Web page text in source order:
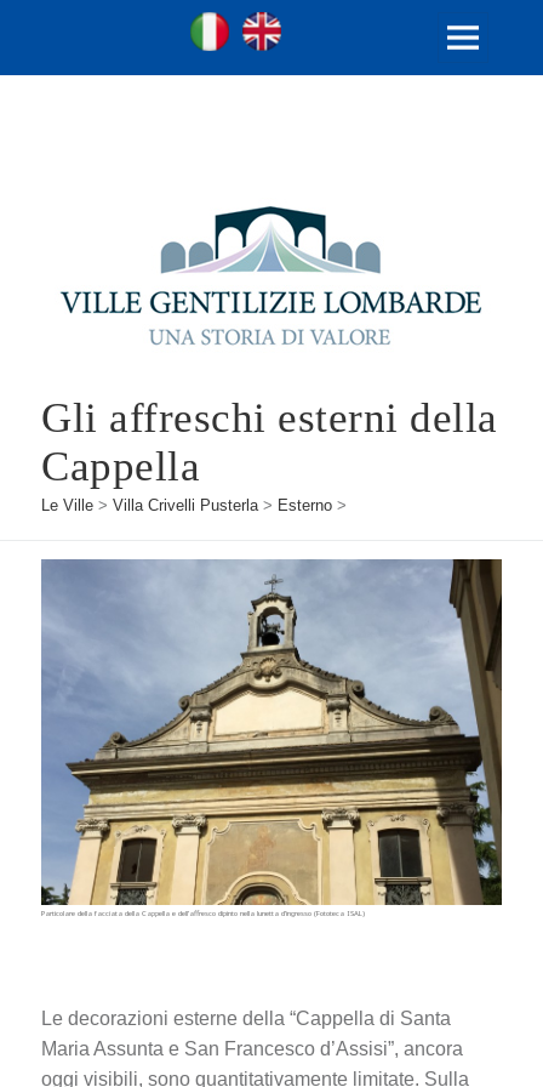
Ville Gentilizie Lombarde
Ita
MENU
Gli affreschi esterni della
Cappella
Le Ville >Villa Crivelli Pusterla> Esterno >
Particolare della facciata della Cappella e dell’affresco dipinto nella lunetta d’ingresso (Fototeca ISAL)
Le decorazioni esterne della “Cappella di Santa
Maria Assunta e San Francesco d’Assisi”, ancora
oggi visibili, sono quantitativamente limitate. Sulla